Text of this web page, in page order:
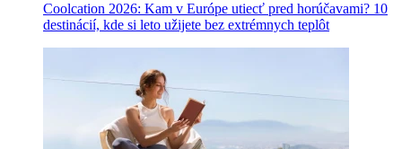
Coolcation 2026: Kam v Európe utiecť pred horúčavami? 10
destinácií, kde si leto užijete bez extrémnych teplôt